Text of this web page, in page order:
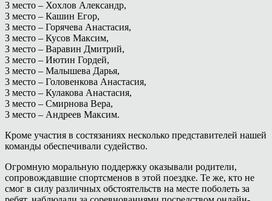
3 место – Хохлов Александр,
3 место – Кашин Егор,
3 место – Горячева Анастасия,
3 место – Кусов Максим,
3 место – Варавин Дмитрий,
3 место – Иютин Гордей,
3 место – Малышева Дарья,
3 место – Головенкова Анастасия,
3 место – Кулакова Анастасия,
3 место – Смирнова Вера,
3 место – Андреев Максим.
Кроме участия в состязаниях несколько представителей нашей
команды обеспечивали судейство.
Огромную моральную поддержку оказывали родители,
сопровождавшие спортсменов в этой поездке. Те же, кто не
смог в силу различных обстоятельств на месте поболеть за